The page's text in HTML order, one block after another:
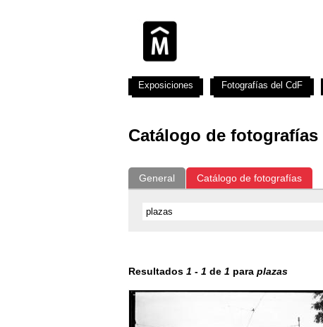
Catálogo de fotografías
General Catálogo de fotografías
Resultados 1 - 1 de 1 para plazas
Exposiciones Fotografías del CdF